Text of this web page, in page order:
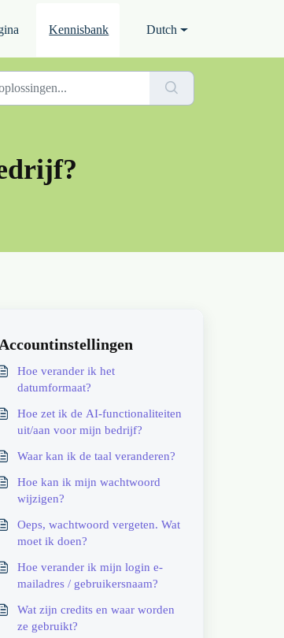
Kennisbank Dutch
Accountinstellingen
Hoe verander ik het
datumformaat?
Hoe zet ik de AI-functionaliteiten
uit/aan voor mijn bedrijf?
Waar kan ik de taal veranderen?
Hoe kan ik mijn wachtwoord
wijzigen?
Oeps, wachtwoord vergeten. Wat
moet ik doen?
Hoe verander ik mijn login e-
mailadres / gebruikersnaam?
Wat zijn credits en waar worden
ze gebruikt?